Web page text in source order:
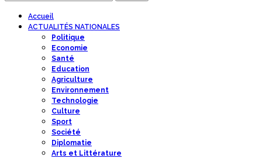
Accueil
ACTUALITÉS NATIONALES
Politique
Economie
Santé
Education
Agriculture
Environnement
Technologie
Culture
Sport
Société
Diplomatie
Arts et Littérature